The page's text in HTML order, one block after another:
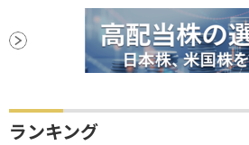
消費者信頼感指数
NASDAQ
米連邦公開市場委員会
株価指数
金融政策決定会合 業
ランキング